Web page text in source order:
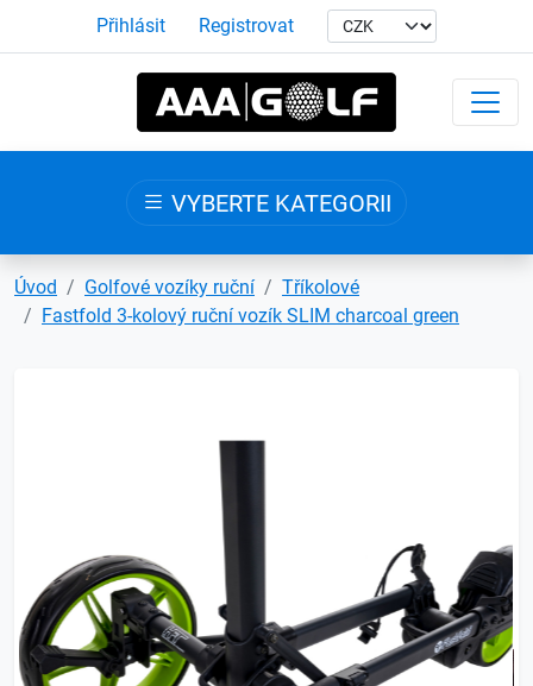
Přihlásit Registrovat
VYBERTE KATEGORII
Úvod Golfové vozíky ruční
Tříkolové
Fastfold 3-kolový ruční vozík SLIM charcoal green